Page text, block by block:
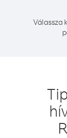
Válassza